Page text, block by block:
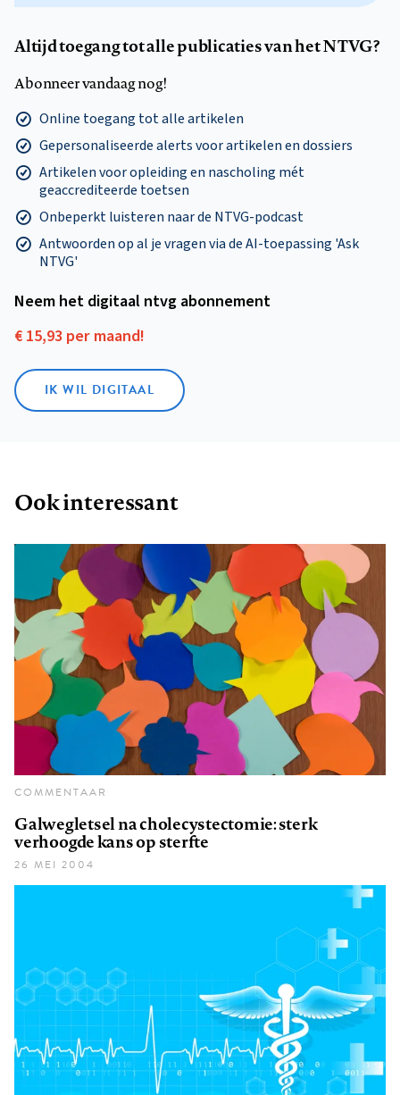
Altijd toegang tot alle publicaties van het NTVG?
Abonneer vandaag nog!
Online toegang tot alle artikelen
Gepersonaliseerde alerts voor artikelen en dossiers
Artikelen voor opleiding en nascholing mét
geaccrediteerde toetsen
Onbeperkt luisteren naar de NTVG-podcast
Antwoorden op al je vragen via de AI-toepassing 'Ask
NTVG'
Neem het digitaal ntvg abonnement
€ 15,93 per maand!
IK WIL DIGITAAL
Ook interessant
COMMENTAAR
Galwegletsel na cholecystectomie: sterk
verhoogde kans op sterfte
26 MEI 2004